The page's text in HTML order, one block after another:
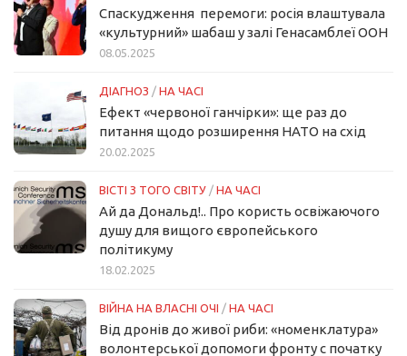
Спаскудження перемоги: росія влаштувала
«культурний» шабаш у залі Генасамблеї ООН
08.05.2025
ДІАГНОЗ / НА ЧАСІ
Ефект «червоної ганчірки»: ще раз до
питання щодо розширення НАТО на схід
20.02.2025
ВІСТІ З ТОГО СВІТУ / НА ЧАСІ
Ай да Дональд!.. Про користь освіжаючого
душу для вищого європейського
політикуму
18.02.2025
ВІЙНА НА ВЛАСНІ ОЧІ / НА ЧАСІ
Від дронів до живої риби: «номенклатура»
волонтерської допомоги фронту с початку